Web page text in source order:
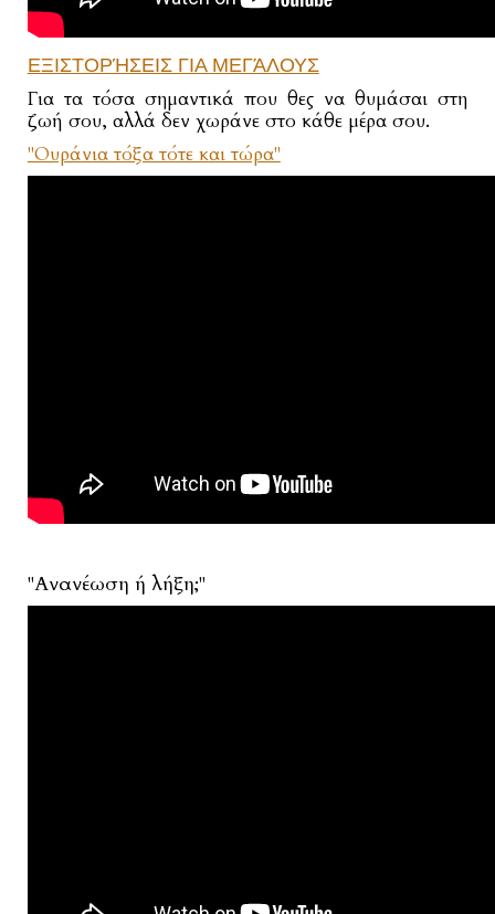
ΕΞΙΣΤΟΡΉΣΕΙΣ ΓΙΑ ΜΕΓΆΛΟΥΣ
Για τα τόσα σημαντικά που θες να θυμάσαι στη
ζωή σου, αλλά δεν χωράνε στο κάθε μέρα σου.
"Ουράνια τόξα τότε και τώρα"
"Ανανέωση ή λήξη;"